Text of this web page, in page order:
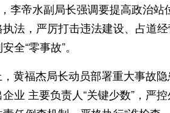
帝水副局长强调要提高政治站
法，严厉打击违法建设、占道
全“零事故”。
福杰局长动员部署重大事故隐
业 主要负责人“关键少数”，严